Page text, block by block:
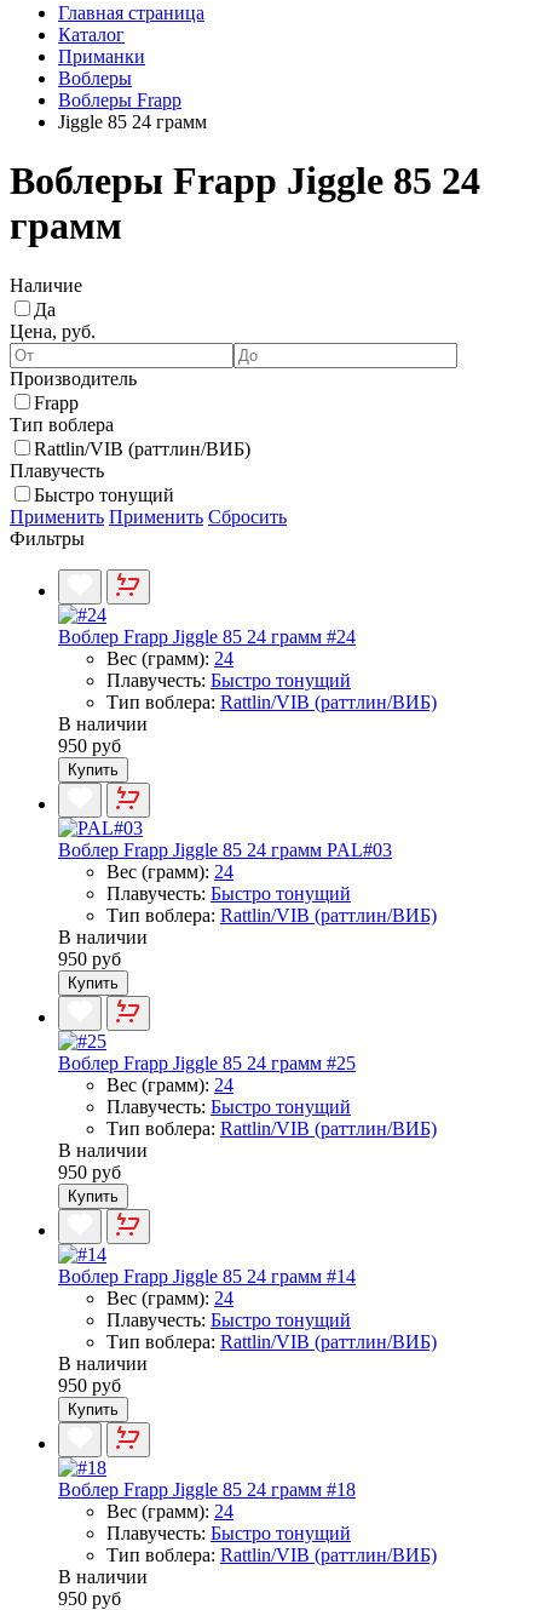
Главная страница
Каталог
Приманки
Воблеры
Воблеры Frapp
Jiggle 85 24 грамм
Воблеры Frapp Jiggle 85 24
грамм
Наличие
Да
Цена, руб.
Производитель
Frapp
Тип воблера
Rattlin/VIB (раттлин/ВИБ)
Плавучесть
Быстро тонущий
Применить Применить Сбросить
Фильтры
Воблер Frapp Jiggle 85 24 грамм #24
Вес (грамм): 24
Плавучесть: Быстро тонущий
Тип воблера: Rattlin/VIB (раттлин/ВИБ)
В наличии
950 руб
Купить
Воблер Frapp Jiggle 85 24 грамм PAL#03
Вес (грамм): 24
Плавучесть: Быстро тонущий
Тип воблера: Rattlin/VIB (раттлин/ВИБ)
В наличии
950 руб
Купить
Воблер Frapp Jiggle 85 24 грамм #25
Вес (грамм): 24
Плавучесть: Быстро тонущий
Тип воблера: Rattlin/VIB (раттлин/ВИБ)
В наличии
950 руб
Купить
Воблер Frapp Jiggle 85 24 грамм #14
Вес (грамм): 24
Плавучесть: Быстро тонущий
Тип воблера: Rattlin/VIB (раттлин/ВИБ)
В наличии
950 руб
Купить
Воблер Frapp Jiggle 85 24 грамм #18
Вес (грамм): 24
Плавучесть: Быстро тонущий
Тип воблера: Rattlin/VIB (раттлин/ВИБ)
В наличии
950 руб